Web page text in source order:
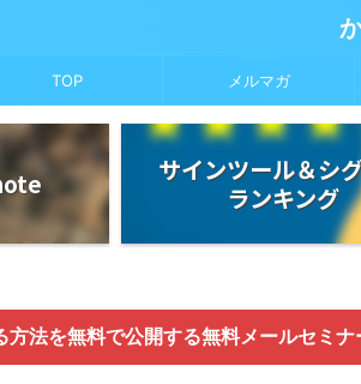
TOP メルマガ
サインツール＆シ
ランキング
方法を無料で公開する無料メールセミナ